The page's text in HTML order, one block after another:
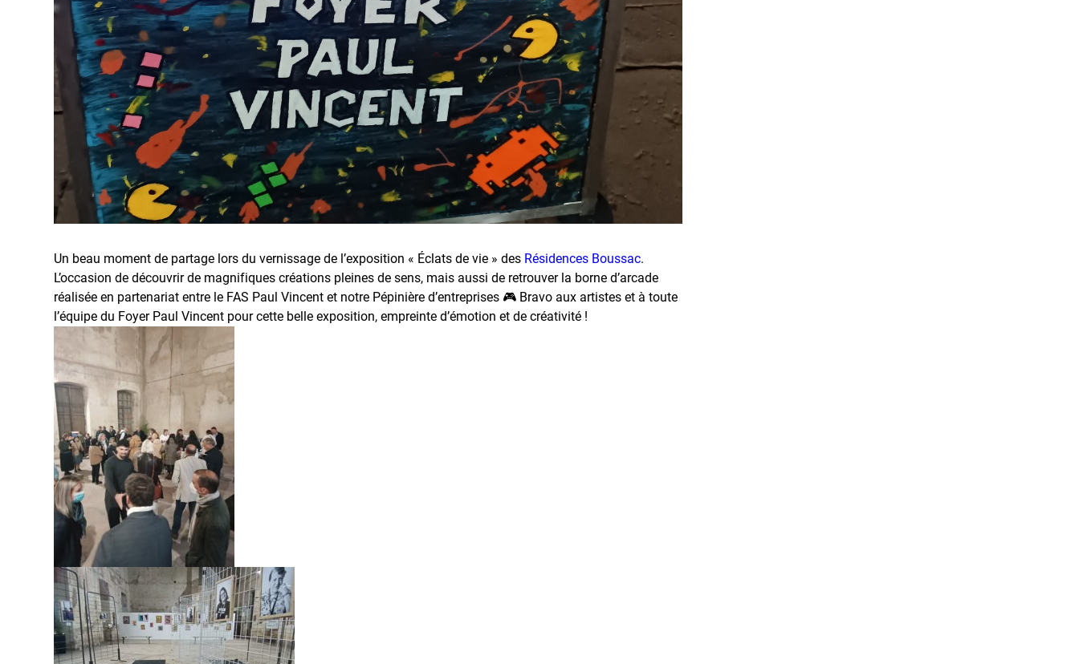
Un beau moment de partage lors du vernissage de l’exposition « Éclats de vie » des Résidences Boussac.
L’occasion de découvrir de magnifiques créations pleines de sens, mais aussi de retrouver la borne d’arcade
réalisée en partenariat entre le FAS Paul Vincent et notre Pépinière d’entreprises 🎮 Bravo aux artistes et à toute
l’équipe du Foyer Paul Vincent pour cette belle exposition, empreinte d’émotion et de créativité !